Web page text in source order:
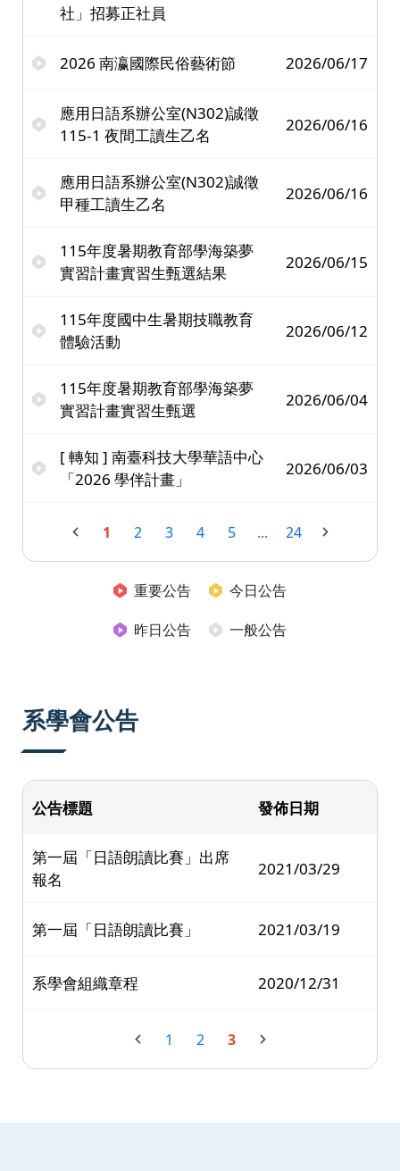
社」招募正社員
2026 南瀛國際民俗藝術節 2026/06/17
應用日語系辦公室(N302)誠徵
115-1 夜間工讀生乙名
2026/06/16
應用日語系辦公室(N302)誠徵
甲種工讀生乙名
2026/06/16
115年度暑期教育部學海築夢
實習計畫實習生甄選結果
2026/06/15
115年度國中生暑期技職教育
體驗活動
2026/06/12
115年度暑期教育部學海築夢
實習計畫實習生甄選
2026/06/04
[ 轉知 ] 南臺科技大學華語中心
「2026 學伴計畫」
2026/06/03
1 2 3 4 5 ... 24
重要公告
今日公告
昨日公告
一般公告
系學會公告
公告標題 發佈日期
第一屆「日語朗讀比賽」出席
報名
2021/03/29
第一屆「日語朗讀比賽」 2021/03/19
系學會組織章程 2020/12/31
1 2 3